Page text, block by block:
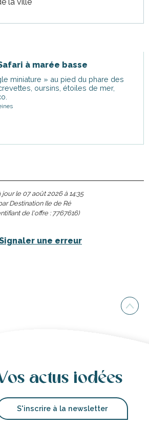
à marée basse
miniature » au pied du phare des
oursins, étoiles de mer,
jour le 07 août 2026 à 14:35
Destination Ile de Ré
de l'offre : 7767616)
une erreur
actus iodées
S'inscrire à la newsletter